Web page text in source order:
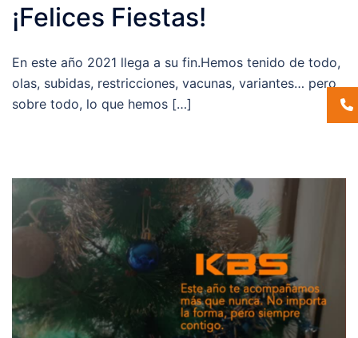
¡Felices Fiestas!
En este año 2021 llega a su fin.Hemos tenido de todo,
olas, subidas, restricciones, vacunas, variantes… pero
sobre todo, lo que hemos […]